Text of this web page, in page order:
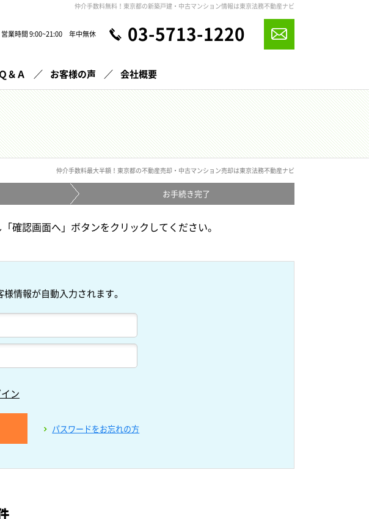
仲介手数料無料！東京都の新築戸建・中古マンション情報は東京法務不動産ナビ
営業時間 9:00~21:00 年中無休 03-5713-1220
＆Ａ お客様の声 会社概要
仲介手数料最大半額！東京都の不動産売却・中古マンション売却は東京法務不動産ナビ
お手続き完了
確認画面へ」ボタンをクリックしてください。
情報が自動入力されます。
ン
パスワードをお忘れの方